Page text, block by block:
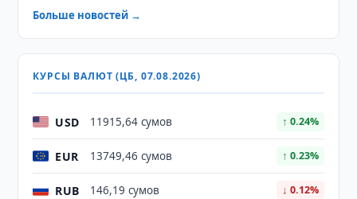
Больше новостей →
КУРСЫ ВАЛЮТ (ЦБ, 07.08.2026)
USD 11915,64 сумов ↑ 0.24%
EUR 13749,46 сумов ↑ 0.23%
RUB 146,19 сумов ↓ 0.12%